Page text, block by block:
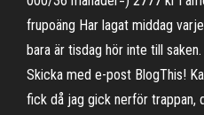
frupoäng Har lagat middag
bara är tisdag hör inte till
Skicka med e-post BlogThis!
fick då jag gick nerför trappan,